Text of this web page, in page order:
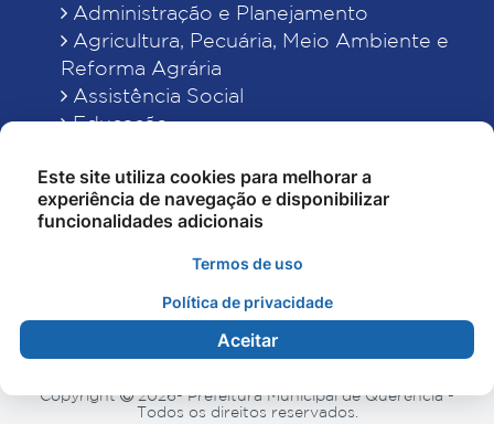
Administração e Planejamento
Agricultura, Pecuária, Meio Ambiente e
Reforma Agrária
Assistência Social
Educação
Finanças
Indústria, Comércio, Turismo, Ciência e
Tecnologia
Obras Públicas, Estradas e Rodagens
Saúde
Copyright
2026- Prefeitura Municipal de Querência -
Todos os direitos reservados.
Este site utiliza cookies para melhorar a
experiência de navegação e disponibilizar
funcionalidades adicionais
Termos de uso
Política de privacidade
Aceitar